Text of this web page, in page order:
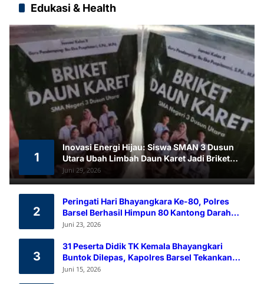
Edukasi & Health
1
Inovasi Energi Hijau: Siswa SMAN 3 Dusun
Utara Ubah Limbah Daun Karet Jadi Briket
Ramah Lingkungan
Juni 29, 2026
2
Peringati Hari Bhayangkara Ke-80, Polres
Barsel Berhasil Himpun 80 Kantong Darah
Melalui Aksi Donor Darah
Juni 23, 2026
3
31 Peserta Didik TK Kemala Bhayangkari
Buntok Dilepas, Kapolres Barsel Tekankan
Pendidikan Karakter
Juni 15, 2026